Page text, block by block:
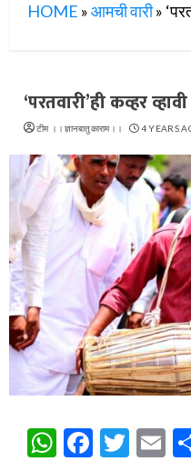
HOME »आमची वारी»
‘परतवारी’ही कव्हर व्हावी
टीम ।।ज्ञानबातुकाराम।। 4 YEARS
WhatsApp